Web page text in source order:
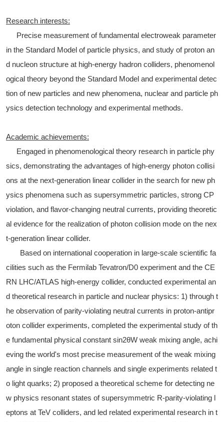
Research interests:
Precise measurement of fundamental electroweak parameter
in the Standard Model of particle physics, and study of proton an
d nucleon structure at high-energy hadron colliders, phenomenol
ogical theory beyond the Standard Model and experimental detec
tion of new particles and new phenomena, nuclear and particle ph
ysics detection technology and experimental methods.
Academic achievements:
Engaged in phenomenological theory research in particle phy
sics, demonstrating the advantages of high-energy photon collisi
ons at the next-generation linear collider in the search for new ph
ysics phenomena such as supersymmetric particles, strong CP
violation, and flavor-changing neutral currents, providing theoretic
al evidence for the realization of photon collision mode on the nex
t-generation linear collider.
Based on international cooperation in large-scale scientific fa
cilities such as the Fermilab Tevatron/D0 experiment and the CE
RN LHC/ATLAS high-energy collider, conducted experimental an
d theoretical research in particle and nuclear physics: 1) through t
he observation of parity-violating neutral currents in proton-antipr
oton collider experiments, completed the experimental study of th
e fundamental physical constant sin2θW weak mixing angle, achi
eving the world's most precise measurement of the weak mixing
angle in single reaction channels and single experiments related t
o light quarks; 2) proposed a theoretical scheme for detecting ne
w physics resonant states of supersymmetric R-parity-violating l
eptons at TeV colliders, and led related experimental research in t